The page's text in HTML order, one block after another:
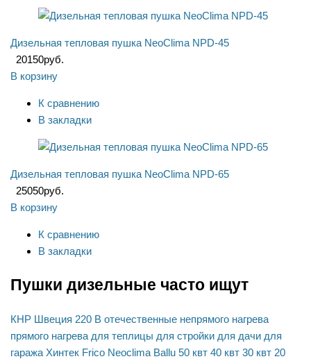
Дизельная тепловая пушка NeoClima NPD-45
20150руб.
В корзину
К сравнению
В закладки
Дизельная тепловая пушка NeoClima NPD-65
25050руб.
В корзину
К сравнению
В закладки
Пушки дизельные часто ищут
КНР Швеция 220 В отечественные непрямого нагрева
прямого нагрева для теплицы для стройки для дачи для
гаража Хинтек Frico Neoclima Ballu 50 квт 40 квт 30 квт 20